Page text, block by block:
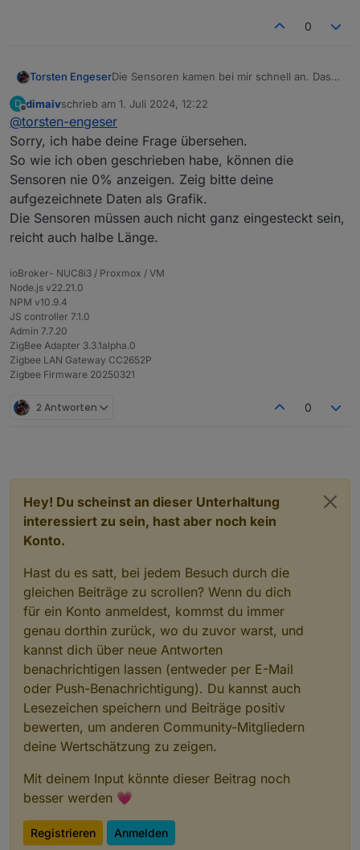
0
Torsten EngeserDie Sensoren kamen bei mir schnell an. Das
funktionierte problemlos.
Nur sind die Messwerte nicht plausible.
Entweder 0% oder 100%
Hat jemand eine Idee zur Kalibrierung?
Der Verkäufer meldet sich ja nicht mehr
D
Offline
dimaivschrieb am 1. Juli 2024, 12:22
zuletzt editiert von
@torsten-engeser
Sorry, ich habe deine Frage übersehen.
So wie ich oben geschrieben habe, können die
Sensoren nie 0% anzeigen. Zeig bitte deine
aufgezeichnete Daten als Grafik.
Die Sensoren müssen auch nicht ganz eingesteckt sein,
reicht auch halbe Länge.
ioBroker- NUC8i3 / Proxmox / VM
Node.js v22.21.0
NPM v10.9.4
JS controller 7.1.0
Admin 7.7.20
ZigBee Adapter 3.3.1alpha.0
Zigbee LAN Gateway CC2652P
Zigbee Firmware 20250321
2 Antworten 0
Hey! Du scheinst an dieser Unterhaltung
interessiert zu sein, hast aber noch kein
Konto.
Hast du es satt, bei jedem Besuch durch die
gleichen Beiträge zu scrollen? Wenn du dich
für ein Konto anmeldest, kommst du immer
genau dorthin zurück, wo du zuvor warst, und
kannst dich über neue Antworten
benachrichtigen lassen (entweder per E-Mail
oder Push-Benachrichtigung). Du kannst auch
Lesezeichen speichern und Beiträge positiv
bewerten, um anderen Community-Mitgliedern
deine Wertschätzung zu zeigen.
Mit deinem Input könnte dieser Beitrag noch
besser werden 💗
Registrieren Anmelden